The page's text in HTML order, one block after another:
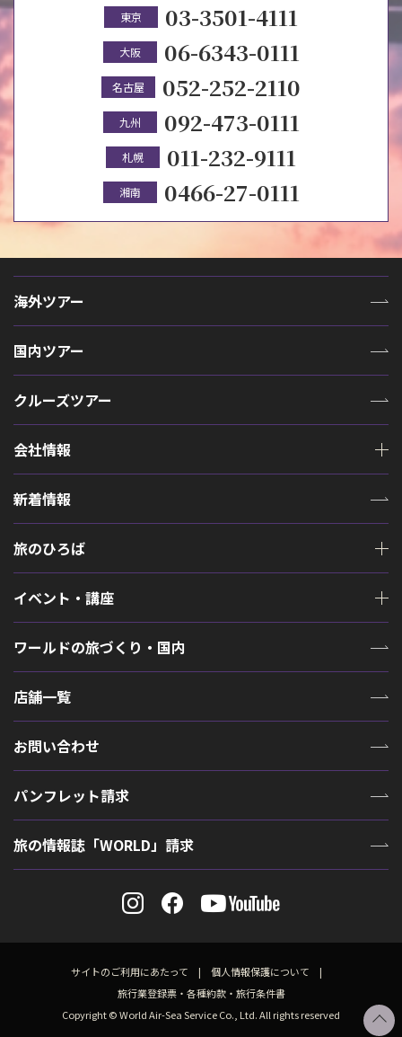
東京 03-3501-4111
大阪 06-6343-0111
名古屋 052-252-2110
九州 092-473-0111
札幌 011-232-9111
湘南 0466-27-0111
海外ツアー
国内ツアー
クルーズツアー
会社情報
新着情報
旅のひろば
イベント・講座
ワールドの旅づくり・国内
店舗一覧
お問い合わせ
パンフレット請求
旅の情報誌「WORLD」請求
サイトのご利用にあたって
個人情報保護について
旅行業登録票・各種約款・旅行条件書
Copyright © World Air-Sea Service Co., Ltd. All rights reserved